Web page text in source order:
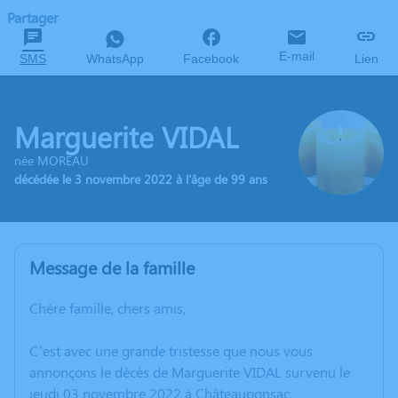
Partager
SMS WhatsApp Facebook E-mail Lien
Marguerite VIDAL
née MOREAU
décédée le 3 novembre 2022 à l'âge de 99 ans
Message de la famille
Chère famille, chers amis,
C’est avec une grande tristesse que nous vous
annonçons le décès de Marguerite VIDAL survenu le
jeudi 03 novembre 2022 à Châteauponsac.